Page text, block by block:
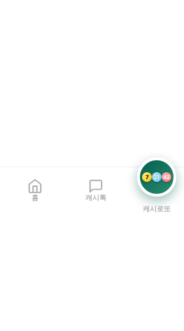
홈 캐시톡
7 21 42
캐시로또